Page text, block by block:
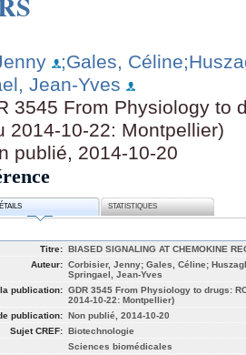
;Gales, Céline
Jean-Yves
3545 From Physiology to
2014-10-22: Montpellier)
publié, 2014-10-20
STATISTIQUES
Titre: BIASED SIGNALING AT CHEMOKINE
Auteur: Corbisier, Jenny; Gales, Céline;
Springael, Jean-Yves
publication: GDR 3545 From Physiology to drugs:
2014-10-22: Montpellier)
publication: Non publié, 2014-10-20
Sujet CREF: Biotechnologie
Sciences biomédicales